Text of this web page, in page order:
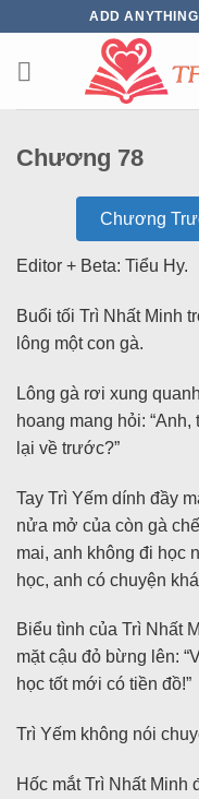
ADD
Chương 78
Chương
Editor + Beta: Tiểu Hy.
Buổi tối Trì Nhất Minh
lông một con gà.
Lông gà rơi xung
hoang mang hỏi:
lại về trước?”
Tay Trì Yếm dính đầy
nửa mở của còn gà
mai, anh không đi học
học, anh có chuyện
Biểu tình của Trì Nhất
mặt cậu đỏ bừng lên:
học tốt mới có tiền đồ!”
Trì Yếm không nói
Hốc mắt Trì Nhất Minh